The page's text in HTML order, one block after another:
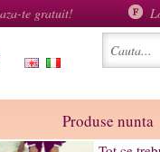
te gratuit!
Produse nunta